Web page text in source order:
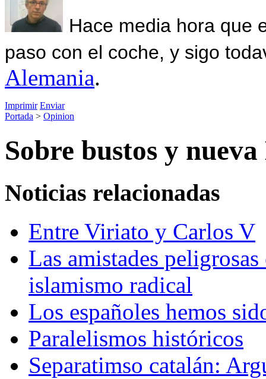
Hace media hora que
paso con el coche, y sigo
Alemania.
Imprimir Enviar
Portada > Opinion
Sobre bustos y
Noticias relacionadas
Entre Viriato y Carlos V
Las amistades
islamismo radical
Los españoles hemos
Paralelismos históricos
Separatimso catalán: